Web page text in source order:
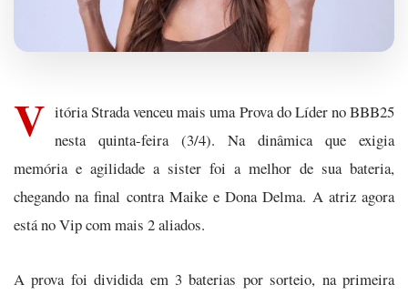
V itória Strada venceu mais uma Prova do Líder no BBB25
nesta quinta-feira (3/4). Na dinâmica que exigia
memória e agilidade a sister foi a melhor de sua bateria,
chegando na final contra Maike e Dona Delma. A atriz agora
está no Vip com mais 2 aliados.
A prova foi dividida em 3 baterias por sorteio, na primeira